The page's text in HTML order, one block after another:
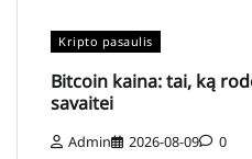
Kripto pasaulis
Bitcoin kaina: tai, ką
savaitei
Admin 2026-08-09 0